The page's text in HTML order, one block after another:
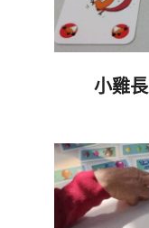
小雞
29